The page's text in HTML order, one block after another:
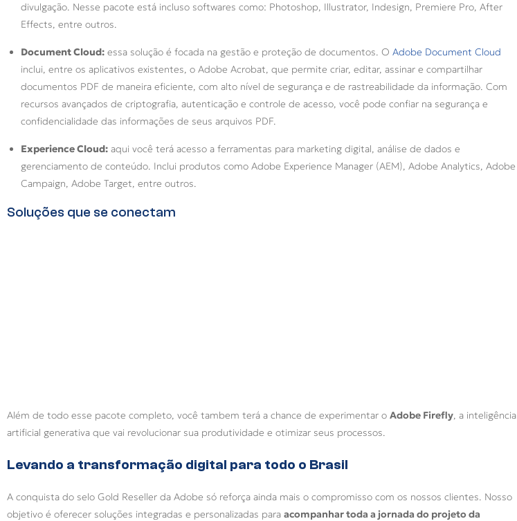
divulgação. Nesse pacote está incluso softwares como: Photoshop, Illustrator, Indesign, Premiere Pro, After
Effects, entre outros.
Document Cloud: essa solução é focada na gestão e proteção de documentos. O Adobe Document Cloud
inclui, entre os aplicativos existentes, o Adobe Acrobat, que permite criar, editar, assinar e compartilhar
documentos PDF de maneira eficiente, com alto nível de segurança e de rastreabilidade da informação. Com
recursos avançados de criptografia, autenticação e controle de acesso, você pode confiar na segurança e
confidencialidade das informações de seus arquivos PDF.
Experience Cloud: aqui você terá acesso a ferramentas para marketing digital, análise de dados e
gerenciamento de conteúdo. Inclui produtos como Adobe Experience Manager (AEM), Adobe Analytics, Adobe
Campaign, Adobe Target, entre outros.
Soluções que se conectam
Além de todo esse pacote completo, você tambem terá a chance de experimentar o Adobe Firefly, a inteligência
artificial generativa que vai revolucionar sua produtividade e otimizar seus processos.
Levando a transformação digital para todo o Brasil
A conquista do selo Gold Reseller da Adobe só reforça ainda mais o compromisso com os nossos clientes. Nosso
objetivo é oferecer soluções integradas e personalizadas para acompanhar toda a jornada do projeto da